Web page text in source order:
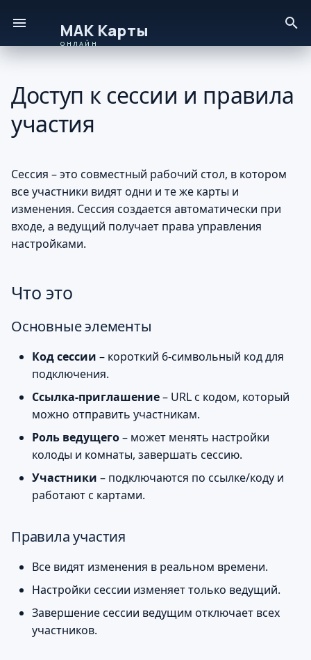
И
и
ц
а
л
и
з
ц
и
– руководство пользователя
Что это
Основные элементы
Управление сессией
Как использовать
картами на столе
Основные шаги для
участника
Сценарии
Подсказки и ошибки
Скриншоты
Доступ к сессии и правила
участия
Сессия – это совместный рабочий стол, в котором
все участники видят одни и те же карты и
изменения. Сессия создается автоматически при
входе, а ведущий получает права управления
настройками.
Что это
Основные элементы
Код сессии – короткий 6-символьный код для
подключения.
Ссылка-приглашение– URL с кодом, который
можно отправить участникам.
Роль ведущего– может менять настройки
колоды и комнаты, завершать сессию.
Участники – подключаются по ссылке/коду и
работают с картами.
Правила участия
Все видят изменения в реальном времени.
Настройки сессии изменяет только ведущий.
Завершение сессии ведущим отключает всех
участников.